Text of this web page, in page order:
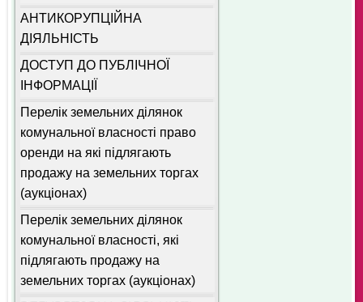
АНТИКОРУПЦІЙНА
ДІЯЛЬНІСТЬ
ДОСТУП ДО ПУБЛІЧНОЇ
ІНФОРМАЦІЇ
Перелік земельних ділянок
комунальної власності право
оренди на які підлягають
продажу на земельних торгах
(аукціонах)
Перелік земельних ділянок
комунальної власності, які
підлягають продажу на
земельних торгах (аукціонах)